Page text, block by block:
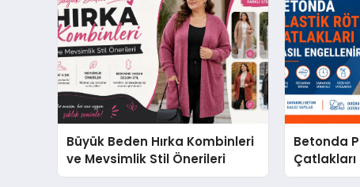
Büyük Beden Hırka Kombinleri
ve Mevsimlik Stil Önerileri
Betonda
Çatlakları